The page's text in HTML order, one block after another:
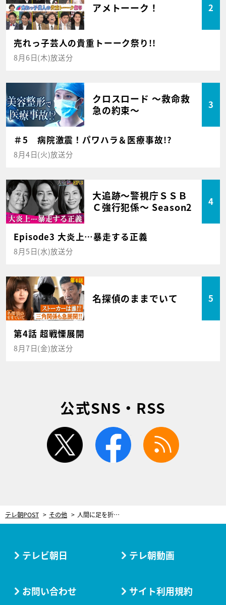
アメトーーク！ 2
売れっ子芸人の貴重トーーク祭り!!
8月6日(木)放送分
クロスロード ～救命救
急の約束～
3
＃5 病院激震！パワハラ＆医療事故!?
8月4日(火)放送分
大追跡～警視庁ＳＳＢ
Ｃ強行犯係～ Season2
4
Episode3 大炎上…暴走する正義
8月5日(水)放送分
名探偵のままでいて 5
第4話 超戦慄展開
8月7日(金)放送分
公式SNS・RSS
twitter facebook
テレ朝POST その他 人間に足を折られ…山に捨てられた元猟犬。壮絶な過去と新たな飼い主との出会い
テレビ朝日 テレ朝動画
お問い合わせ サイト利用規約